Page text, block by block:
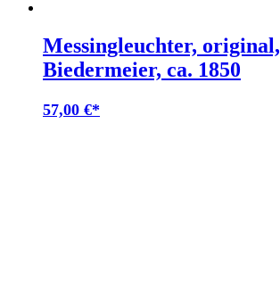
Messingleuchter, original,
Biedermeier, ca. 1850
57,00 €